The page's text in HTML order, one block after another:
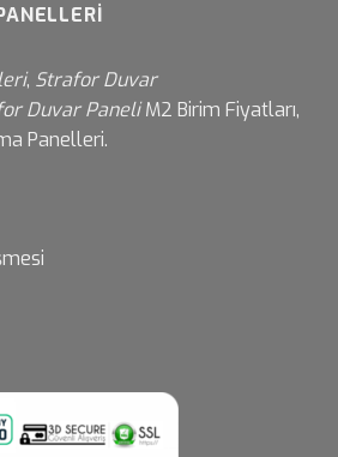
, Strafor Duvar
Duvar PaneliM2 Birim Fiyatları,
Panelleri.
ekibimiz sorularınızı
burada. Bize herşeyi
sor!